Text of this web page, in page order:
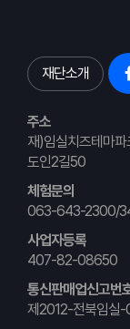
재단소개
주소
재)임실치즈테마
도인2길50
체험문의
063-643-2300/
사업자등록
407-82-08650
통신판매업신고번
제2012-전북임실